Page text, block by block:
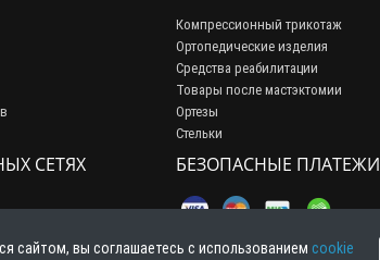
сайтом, вы соглашаетесь с использованием cookie
СЕТЯХ
Компрессионный трикотаж
Ортопедические изделия
Средства реабилитации
Товары после мастэктомии
Ортезы
Стельки
БЕЗОПАСНЫЕ ПЛАТЕЖИ